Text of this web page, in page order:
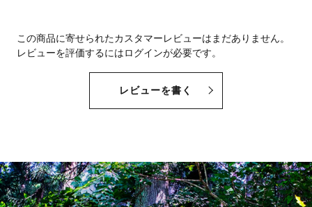
この商品に寄せられたカスタマーレビューはまだありません。
レビューを評価するにはログインが必要です。
レビューを書く